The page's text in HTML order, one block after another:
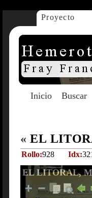
Proyecto
Inicio Buscar
« EL
Rollo:928 Idx:
EL LITORAL,